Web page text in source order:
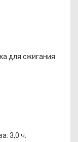
для сжигания
3,0 ч.